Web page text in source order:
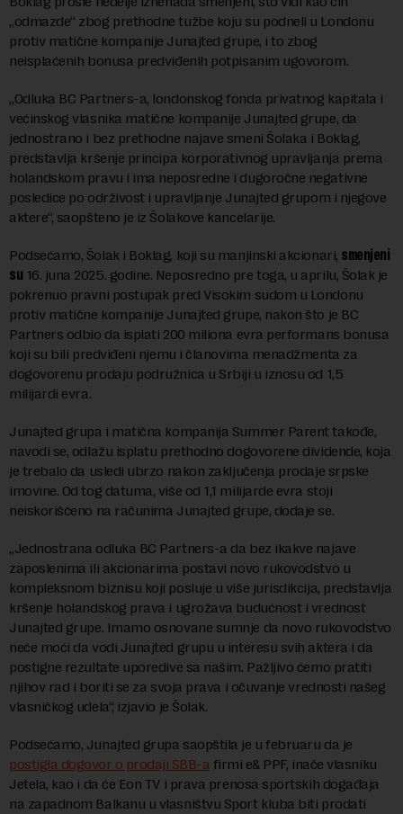
„odmazde“ zbog prethodne tužbe koju su podneli u Londonu
protiv matične kompanije Junajted grupe, i to zbog
neisplaćenih bonusa predviđenih potpisanim ugovorom.
„Odluka BC Partners-a, londonskog fonda privatnog kapitala i
većinskog vlasnika matične kompanije Junajted grupe, da
jednostrano i bez prethodne najave smeni Šolaka i Boklag,
predstavlja kršenje principa korporativnog upravljanja prema
holandskom pravu i ima neposredne i dugoročne negativne
posledice po održivost i upravljanje Junajted grupom i njegove
aktere“, saopšteno je iz Šolakove kancelarije.
Podsećamo, Šolak i Boklag, koji su manjinski akcionari, smenjeni
su 16. juna 2025. godine. Neposredno pre toga, u aprilu, Šolak je
pokrenuo pravni postupak pred Visokim sudom u Londonu
protiv matične kompanije Junajted grupe, nakon što je BC
Partners odbio da isplati 200 miliona evra performans bonusa
koji su bili predviđeni njemu i članovima menadžmenta za
dogovorenu prodaju podružnica u Srbiji u iznosu od 1,5
milijardi evra.
Junajted grupa i matična kompanija Summer Parent takođe,
navodi se, odlažu isplatu prethodno dogovorene dividende, koja
je trebalo da usledi ubrzo nakon zaključenja prodaje srpske
imovine. Od tog datuma, više od 1,1 milijarde evra stoji
neiskorišćeno na računima Junajted grupe, dodaje se.
„Jednostrana odluka BC Partners-a da bez ikakve najave
zaposlenima ili akcionarima postavi novo rukovodstvo u
kompleksnom biznisu koji posluje u više jurisdikcija, predstavlja
kršenje holandskog prava i ugrožava budućnost i vrednost
Junajted grupe. Imamo osnovane sumnje da novo rukovodstvo
neće moći da vodi Junajted grupu u interesu svih aktera i da
postigne rezultate uporedive sa našim. Pažljivo ćemo pratiti
njihov rad i boriti se za svoja prava i očuvanje vrednosti našeg
vlasničkog udela“, izjavio je Šolak.
Podsećamo, Junajted grupa saopštila je u februaru da je
postigla dogovor o prodaji SBB-a firmi e& PPF, inače vlasniku
Jetela, kao i da će Eon TV i prava prenosa sportskih događaja
na zapadnom Balkanu u vlasništvu Sport kluba biti prodati